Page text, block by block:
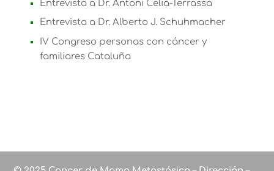
Entrevista a Dr. Antoni Celià-Terrassa
Entrevista a Dr. Alberto J. Schuhmacher
IV Congreso personas con cáncer y
familiares Cataluña